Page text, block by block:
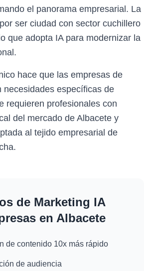
el panorama empresarial. La
ser ciudad con sector cuchillero
que adopta IA para modernizar la
hace que las empresas de
necesidades específicas de
requieren profesionales con
del mercado de Albacete y
al tejido empresarial de
de Marketing IA
en Albacete
de contenido 10x más rápido
de audiencia